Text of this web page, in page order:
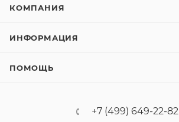
КОМПАНИЯ
ИНФОРМАЦИЯ
ПОМОЩЬ
+7 (499) 649-22-82